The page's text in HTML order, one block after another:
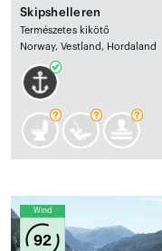
Skipshelleren
Természetes kikötő
Norway, Vestland, Hordaland
Wind
92